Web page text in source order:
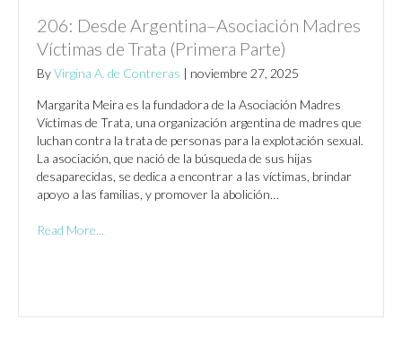
206: Desde Argentina–Asociación Madres
Víctimas de Trata (Primera Parte)
ByVirgina A. de Contreras | noviembre 27, 2025
Margarita Meira es la fundadora de la Asociación Madres
Víctimas de Trata, una organización argentina de madres que
luchan contra la trata de personas para la explotación sexual.
La asociación, que nació de la búsqueda de sus hijas
desaparecidas, se dedica a encontrar a las víctimas, brindar
apoyo a las familias, y promover la abolición…
Read More...